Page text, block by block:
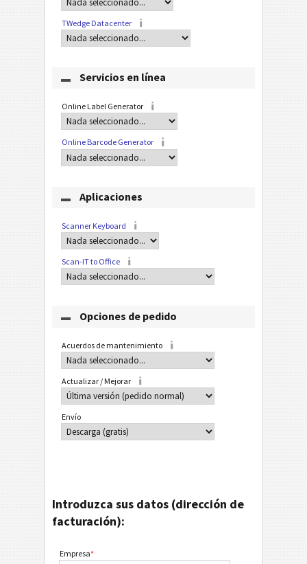
TWedge Datacenter
Servicios en línea
Online Label Generator
Online Barcode Generator
Aplicaciones
Scanner Keyboard
Scan-IT to Office
Opciones de pedido
Acuerdos de mantenimiento
Actualizar / Mejorar
Envío
Introduzca sus datos (dirección de
facturación):
Empresa*